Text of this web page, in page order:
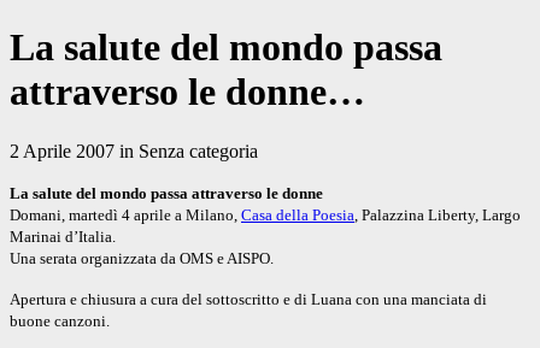
La salute del mondo passa
attraverso le donne…
2 Aprile 2007 in Senza categoria
La salute del mondo passa attraverso le donne
Domani, martedì 4 aprile a Milano, Casa della Poesia , Palazzina Liberty, Largo
Marinai d’Italia.
Una serata organizzata da OMS e AISPO.
Apertura e chiusura a cura del sottoscritto e di Luana con una manciata di
buone canzoni.